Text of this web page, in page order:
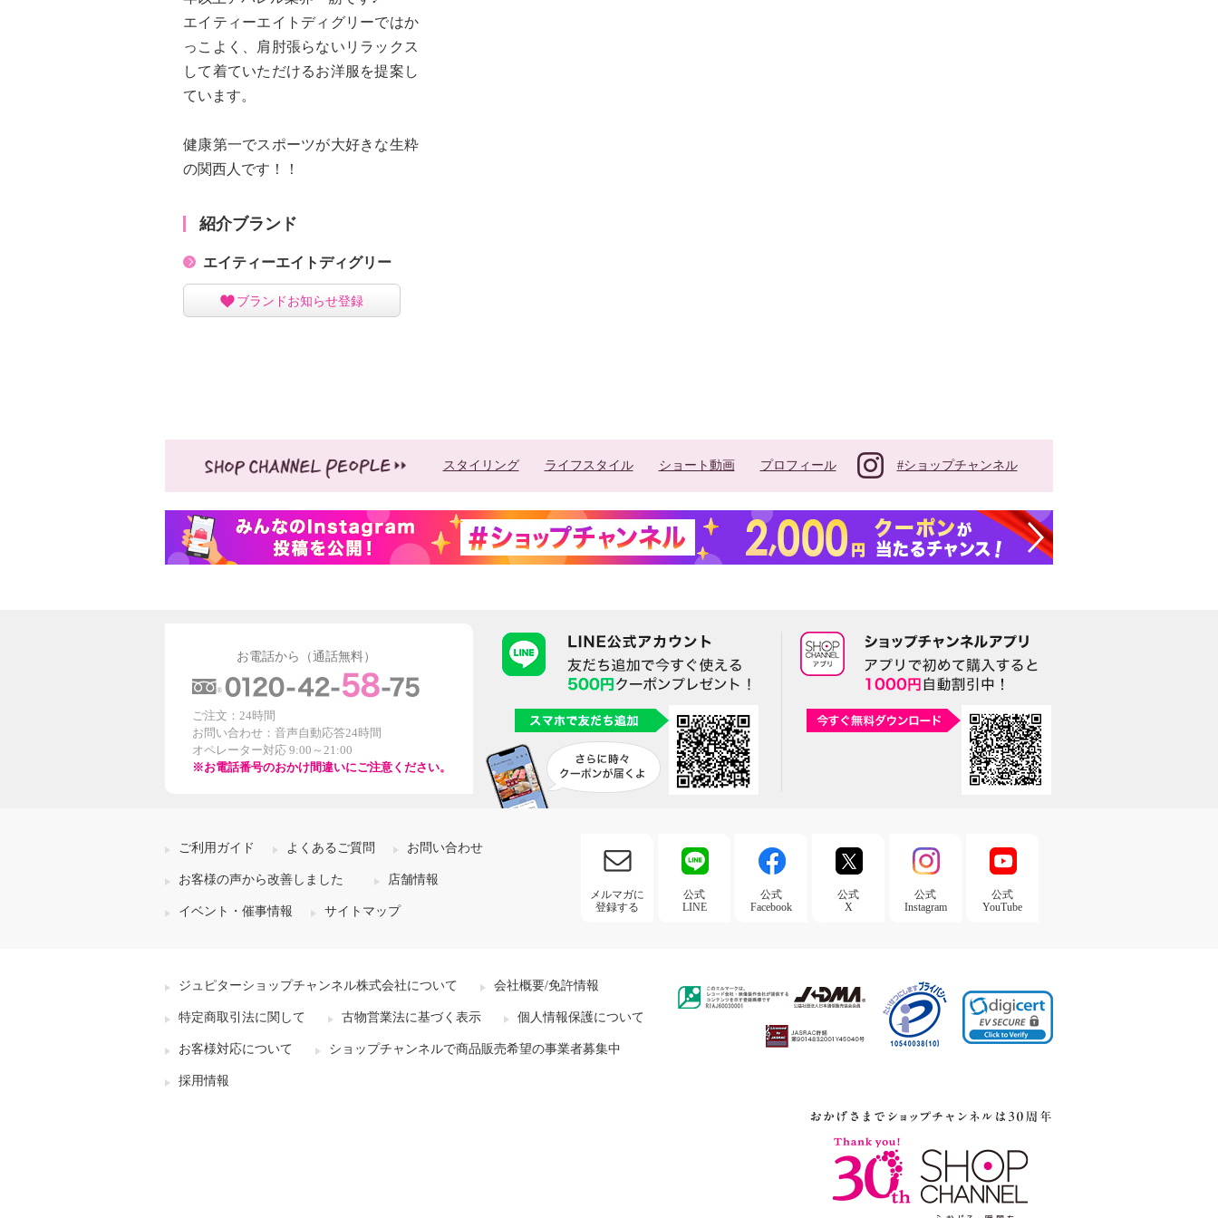
エイティーエイトディグリーではか
っこよく、肩肘張らないリラックス
して着ていただけるお洋服を提案し
ています。
健康第一でスポーツが大好きな生粋
の関西人です！！
紹介ブランド
エイティーエイトディグリー
ブランドお知らせ登録
スタイリング ライフスタイル ショート動画 プロフィール #ショップチャンネル
お電話から（通話無料）
ご注文：24時間
お問い合わせ：音声自動応答24時間
オペレーター対応 9:00～21:00
※お電話番号のおかけ間違いにご注意ください。
ご利用ガイド よくあるご質問 お問い合わせ
お客様の声から改善しました 店舗情報
イベント・催事情報 サイトマップ
メルマガに
登録する
公式
LINE
公式
Facebook
公式
X
公式
Instagram
公式
YouTube
ジュピターショップチャンネル株式会社について 会社概要/免許情報
特定商取引法に関して 古物営業法に基づく表示 個人情報保護について
お客様対応について ショップチャンネルで商品販売希望の事業者募集中
採用情報